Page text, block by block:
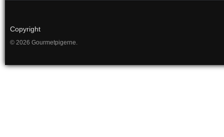
Copyright
© 2026 Gourmetpigerne.